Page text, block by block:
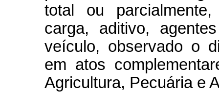
total ou
carga, aditivo,
veículo, observado o
em atos
Agricultura, Pecuária e